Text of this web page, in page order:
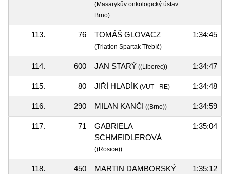
(Masarykův onkologický ústav
Brno)
113. 76 TOMÁŠ GLOVACZ
(Triatlon Spartak Třebíč)
1:34:45
114. 600 JAN STARÝ ((Liberec)) 1:34:47
115. 80 JIŘÍ HLADÍK (VUT - RE) 1:34:48
116. 290 MILAN KANČI ((Brno)) 1:34:59
117. 71
GABRIELA
SCHMEIDLEROVÁ
((Rosice))
1:35:04
118. 450 MARTIN DAMBORSKÝ 1:35:12